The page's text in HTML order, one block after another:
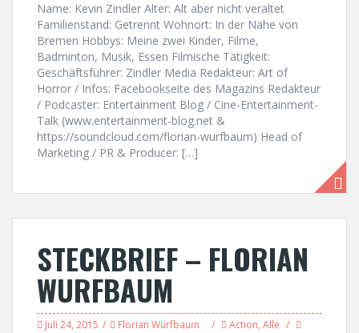
Name: Kevin Zindler Alter: Alt aber nicht veraltet
Familienstand: Getrennt Wohnort: In der Nähe von
Bremen Hobbys: Meine zwei Kinder, Filme,
Badminton, Musik, Essen Filmische Tätigkeit:
Geschäftsführer: Zindler Media Redakteur: Art of
Horror / Infos: Facebookseite des Magazins Redakteur
/ Podcaster: Entertainment Blog / Cine-Entertainment-
Talk (www.entertainment-blog.net &
https://soundcloud.com/florian-wurfbaum) Head of
Marketing / PR & Producer: […]
STECKBRIEF – FLORIAN
WURFBAUM
Juli 24, 2015 Florian Wurfbaum Action, Alle